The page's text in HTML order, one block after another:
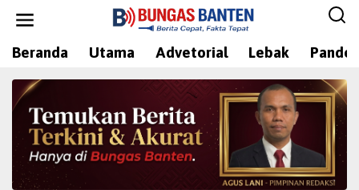
Beranda Utama Advetorial Lebak